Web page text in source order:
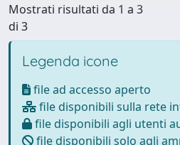
Mostrati risultati da 1 a 3
di 3
Legenda icone
file ad accesso aperto
file disponibili sulla rete
file disponibili agli utenti
file disponibili solo agli